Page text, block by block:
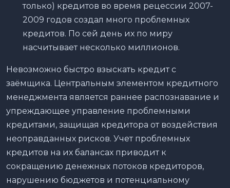
только) кредитов во время рецессии 2007-
2009 годов создал много проблемных
кредитов. По сей день их по миру
насчитывает несколько миллионов.
Невозможно быстро взыскать кредит с
заёмщика. Центральным элементом кредитного
менеджмента является раннее распознавание и
упреждающее управление проблемными
кредитами, защищая кредитора от воздействия
неоправданных рисков. Учет проблемных
кредитов на их балансах приводит к
сокращению денежных потоков кредиторов,
нарушению бюджетов и потенциальному